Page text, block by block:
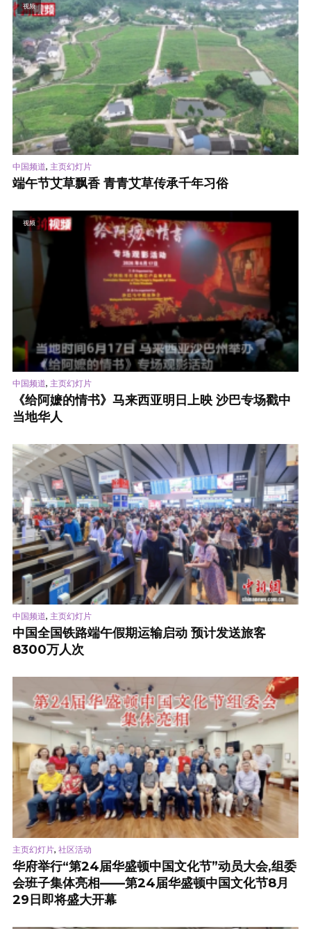
视频
中国频道, 主页幻灯片
端午节艾草飘香 青青艾草传承千年习俗
视频
中国频道, 主页幻灯片
《给阿嬷的情书》马来西亚明日上映 沙巴专场戳中
当地华人
中国频道, 主页幻灯片
中国全国铁路端午假期运输启动 预计发送旅客
8300万人次
主页幻灯片, 社区活动
华府举行“第24届华盛顿中国文化节”动员大会,组委
会班子集体亮相——第24届华盛顿中国文化节8月
29日即将盛大开幕